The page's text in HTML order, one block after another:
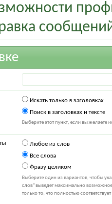
Искать только в заголовках
Поиск в заголовках и тексте
Выберите этот пункт, если вы желаете
Любое из слов
Все слова
Фразу целиком
Выберите один из вариантов, чтобы
слов" выведет максимально возможное
только то, что полностью